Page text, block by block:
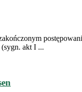
akt I ...